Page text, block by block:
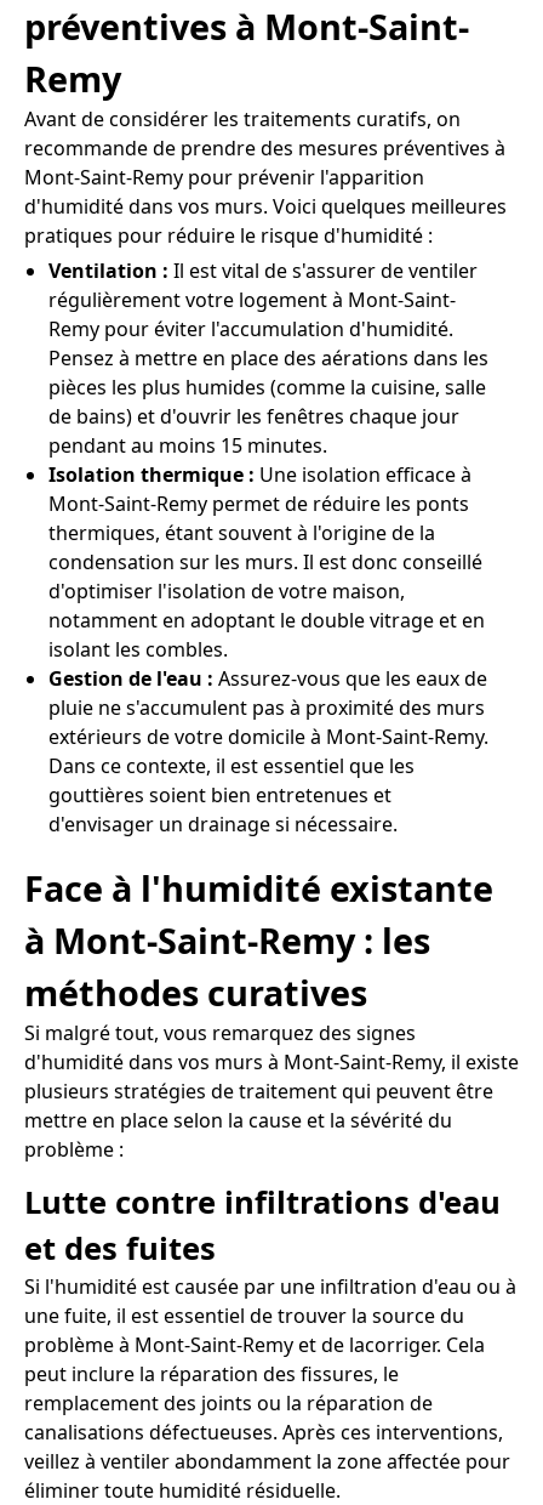
préventives à Mont-Saint-
Remy
Avant de considérer les traitements curatifs, on
recommande de prendre des mesures préventives à
Mont-Saint-Remy pour prévenir l'apparition
d'humidité dans vos murs. Voici quelques meilleures
pratiques pour réduire le risque d'humidité :
Ventilation : Il est vital de s'assurer de ventiler
régulièrement votre logement à Mont-Saint-
Remy pour éviter l'accumulation d'humidité.
Pensez à mettre en place des aérations dans les
pièces les plus humides (comme la cuisine, salle
de bains) et d'ouvrir les fenêtres chaque jour
pendant au moins 15 minutes.
Isolation thermique : Une isolation efficace à
Mont-Saint-Remy permet de réduire les ponts
thermiques, étant souvent à l'origine de la
condensation sur les murs. Il est donc conseillé
d'optimiser l'isolation de votre maison,
notamment en adoptant le double vitrage et en
isolant les combles.
Gestion de l'eau : Assurez-vous que les eaux de
pluie ne s'accumulent pas à proximité des murs
extérieurs de votre domicile à Mont-Saint-Remy.
Dans ce contexte, il est essentiel que les
gouttières soient bien entretenues et
d'envisager un drainage si nécessaire.
Face à l'humidité existante
à Mont-Saint-Remy : les
méthodes curatives
Si malgré tout, vous remarquez des signes
d'humidité dans vos murs à Mont-Saint-Remy, il existe
plusieurs stratégies de traitement qui peuvent être
mettre en place selon la cause et la sévérité du
problème :
Lutte contre infiltrations d'eau
et des fuites
Si l'humidité est causée par une infiltration d'eau ou à
une fuite, il est essentiel de trouver la source du
problème à Mont-Saint-Remy et de lacorriger. Cela
peut inclure la réparation des fissures, le
remplacement des joints ou la réparation de
canalisations défectueuses. Après ces interventions,
veillez à ventiler abondamment la zone affectée pour
éliminer toute humidité résiduelle.